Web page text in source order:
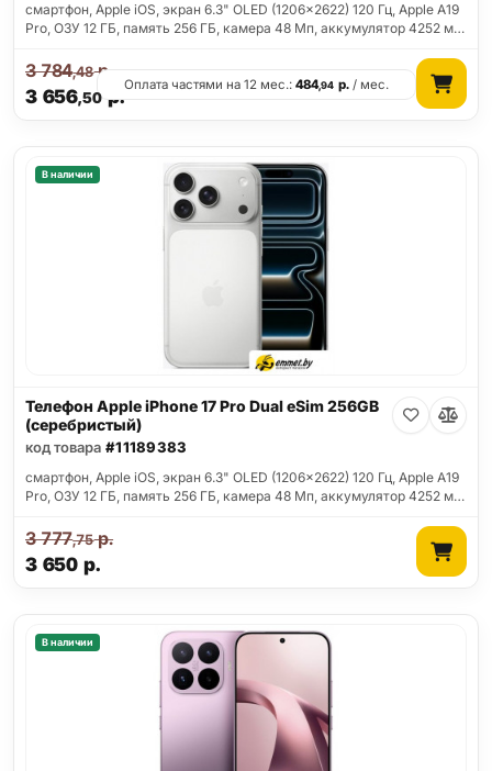
смартфон, Apple iOS, экран 6.3" OLED (1206x2622) 120 Гц, Apple A19
Pro, ОЗУ 12 ГБ, память 256 ГБ, камера 48 Мп, аккумулятор 4252 м…
3 656,50 р.
3 784,48р.
Оплата частями на 12 мес.:484,94 р./ мес.
В наличии
Телефон Apple iPhone 17 Pro Dual eSim 256GB
(серебристый)
код товара #11189383
смартфон, Apple iOS, экран 6.3" OLED (1206x2622) 120 Гц, Apple A19
Pro, ОЗУ 12 ГБ, память 256 ГБ, камера 48 Мп, аккумулятор 4252 м…
3 650 р.
3 777,75р.
В наличии